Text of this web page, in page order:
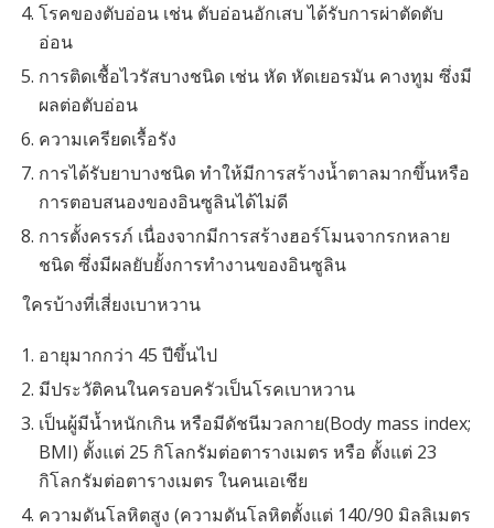
โรคของตับอ่อน เช่น ตับอ่อนอักเสบ ได้รับการผ่าตัดตับ
อ่อน
การติดเชื้อไวรัสบางชนิด เช่น หัด หัดเยอรมัน คางทูม ซึ่งมี
ผลต่อตับอ่อน
ความเครียดเรื้อรัง
การได้รับยาบางชนิด ทำให้มีการสร้างน้ำตาลมากขึ้นหรือ
การตอบสนองของอินซูลินได้ไม่ดี
การตั้งครรภ์ เนื่องจากมีการสร้างฮอร์โมนจากรกหลาย
ชนิด ซึ่งมีผลยับยั้งการทำงานของอินซูลิน
ใครบ้างที่เสี่ยงเบาหวาน
อายุมากกว่า 45 ปีขึ้นไป
มีประวัติคนในครอบครัวเป็นโรคเบาหวาน
เป็นผู้มีน้ำหนักเกิน หรือมีดัชนีมวลกาย(Body mass index;
BMI) ตั้งแต่ 25 กิโลกรัมต่อตารางเมตร หรือ ตั้งแต่ 23
กิโลกรัมต่อตารางเมตร ในคนเอเชีย
ความดันโลหิตสูง (ความดันโลหิตตั้งแต่ 140/90 มิลลิเมตร